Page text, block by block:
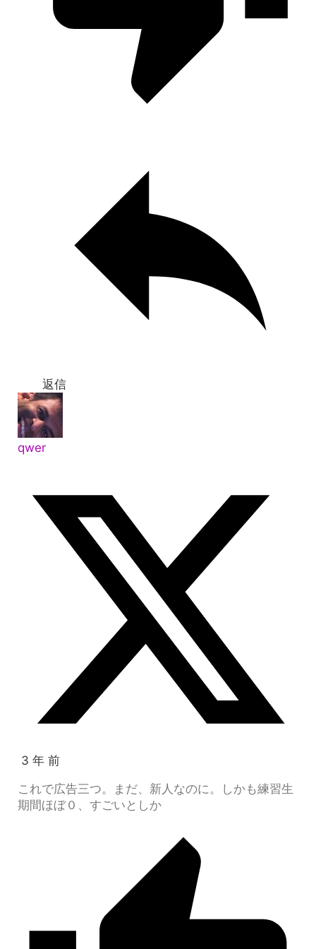
返信
qwer
3 年 前
これで広告三つ。まだ、新人なのに。しかも練習生
期間ほぼ０、すごいとしか